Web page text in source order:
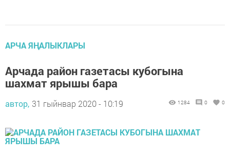
АРЧА ЯҢАЛЫКЛАРЫ
Арчада район газетасы кубогына
шахмат ярышы бара
автор, 31 гыйнвар 2020 - 10:19 1284 0 0